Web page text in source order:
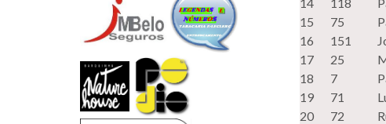
15
75
16
151
17
25
18
7
19
71
20
72